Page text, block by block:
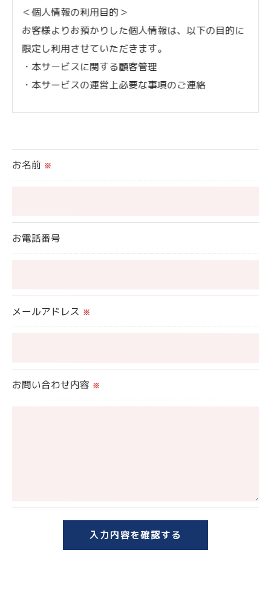
＜個人情報の利用目的＞
お客様よりお預かりした個人情報は、以下の目的に
限定し利用させていただきます。
・本サービスに関する顧客管理
・本サービスの運営上必要な事項のご連絡
られた場合を除き、
当社では、お客様の個人情報の開示･訂正･削除・利
お名前 ※
お電話番号
メールアドレス ※
お問い合わせ内容 ※